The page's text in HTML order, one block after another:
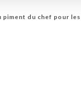
du chef pour les